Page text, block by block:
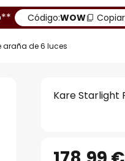
Código:WOW Copiar
araña de 6 luces
Kare Starlight